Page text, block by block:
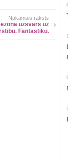
Nākamais raksts
uzsvars uz
Fantastiku.